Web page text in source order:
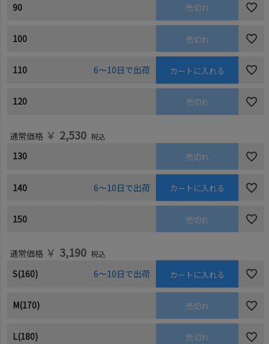
90 売切れ
100 売切れ
110 6～10日で出荷 カートに入れる
120 売切れ
通常価格 ￥ 2,530 税込
130 売切れ
140 6～10日で出荷 カートに入れる
150 売切れ
通常価格 ￥ 3,190 税込
S(160) 6～10日で出荷 カートに入れる
M(170) 売切れ
L(180) 売切れ